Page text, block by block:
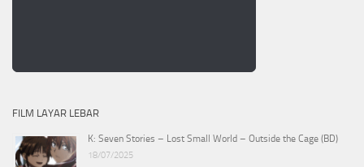
FILM LAYAR LEBAR
K: Seven Stories – Lost Small World – Outside the Cage (BD)
18/07/2025